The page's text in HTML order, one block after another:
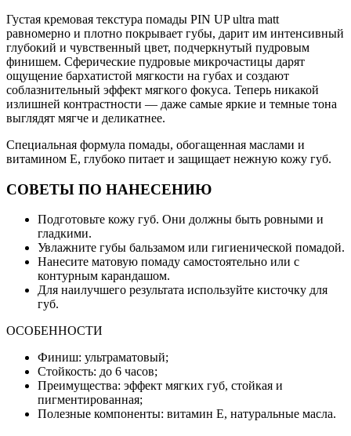
Густая кремовая текстура помады PIN UP ultra matt
равномерно и плотно покрывает губы, дарит им интенсивный
глубокий и чувственный цвет, подчеркнутый пудровым
финишем. Сферические пудровые микрочастицы дарят
ощущение бархатистой мягкости на губах и создают
соблазнительный эффект мягкого фокуса. Теперь никакой
излишней контрастности — даже самые яркие и темные тона
выглядят мягче и деликатнее.
Специальная формула помады, обогащенная маслами и
витамином Е, глубоко питает и защищает нежную кожу губ.
СОВЕТЫ ПО НАНЕСЕНИЮ
Подготовьте кожу губ. Они должны быть ровными и
гладкими.
Увлажните губы бальзамом или гигиенической помадой.
Нанесите матовую помаду самостоятельно или с
контурным карандашом.
Для наилучшего результата используйте кисточку для
губ.
ОСОБЕННОСТИ
Финиш: ультраматовый;
Стойкость: до 6 часов;
Преимущества: эффект мягких губ, стойкая и
пигментированная;
Полезные компоненты: витамин Е, натуральные масла.